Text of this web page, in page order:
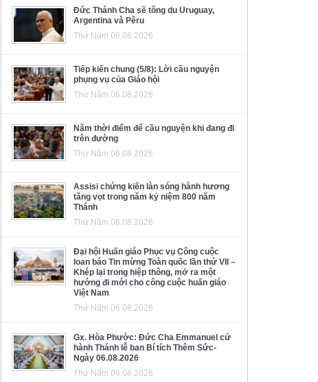
Đức Thánh Cha sẽ tông du Uruguay,
Argentina và Pêru
Thứ Năm 06.08.2026
Tiếp kiến chung (5/8): Lời cầu nguyện
phụng vụ của Giáo hội
Thứ Năm 06.08.2026
Năm thời điểm để cầu nguyện khi đang đi
trên đường
Thứ Năm 06.08.2026
Assisi chứng kiến làn sóng hành hương
tăng vọt trong năm kỷ niệm 800 năm
Thánh
Thứ Năm 06.08.2026
Đại hội Huấn giáo Phục vụ Công cuộc
loan báo Tin mừng Toàn quốc lần thứ VII –
Khép lại trong hiệp thông, mở ra một
hướng đi mới cho công cuộc huấn giáo
Việt Nam
Thứ Năm 06.08.2026
Gx. Hòa Phước: Đức Cha Emmanuel cử
hành Thánh lễ ban Bí tích Thêm Sức-
Ngày 06.08.2026
Thứ Năm 06.08.2026